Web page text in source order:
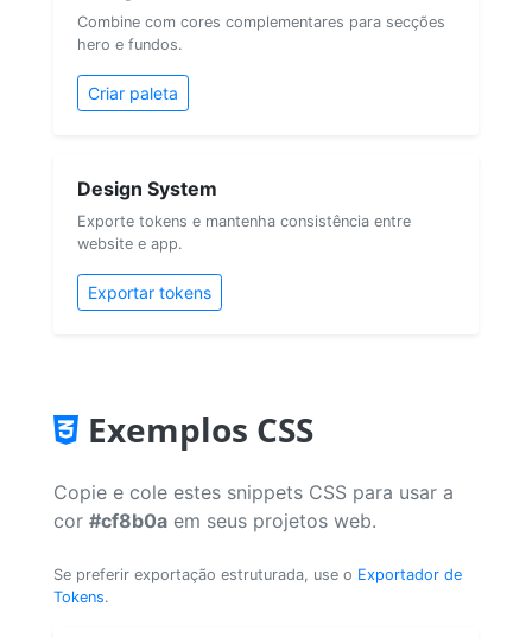
Combine com cores complementares para secções
hero e fundos.
Criar paleta
Design System
Exporte tokens e mantenha consistência entre
website e app.
Exportar tokens
Exemplos CSS
Copie e cole estes snippets CSS para usar a
cor #cf8b0a em seus projetos web.
Se preferir exportação estruturada, use o Exportador de
Tokens.